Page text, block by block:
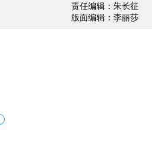
责任编辑：朱长征
版面编辑：李丽莎